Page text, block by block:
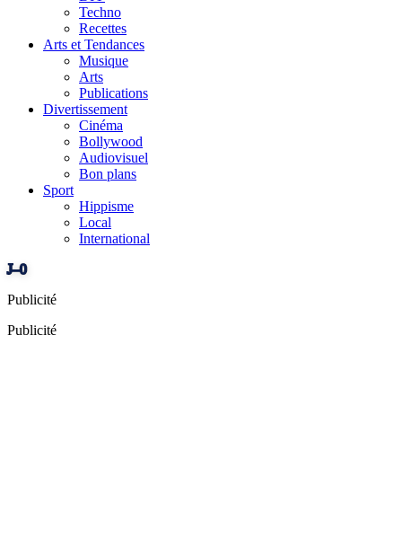
Techno
Recettes
Arts et Tendances
Musique
Arts
Publications
Divertissement
Cinéma
Bollywood
Audiovisuel
Bon plans
Sport
Hippisme
Local
International
J–0
Publicité
Publicité